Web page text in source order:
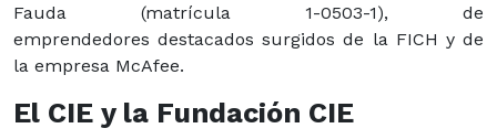
Fauda (matrícula 1-0503-1), de
emprendedores destacados surgidos de la FICH y de
la empresa McAfee.
El CIE y la Fundación CIE